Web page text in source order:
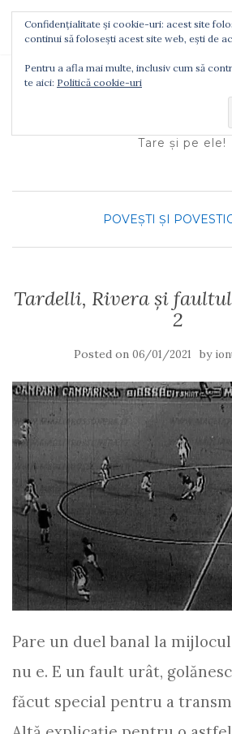
TOGGLE NAVIGATION
Ionuţ
Tare şi pe ele!
POVEŞTI ŞI
Tardelli, Rivera și
2
Posted on 06/01/2021 by
Pare un duel banal la
nu e. E un fault urât,
făcut special pentru a
Confidențialitate și cookie-uri: acest site
continui să folosești acest site web, ești de
Pentru a afla mai multe, inclusiv cum să
te aici: Politică cookie-uri